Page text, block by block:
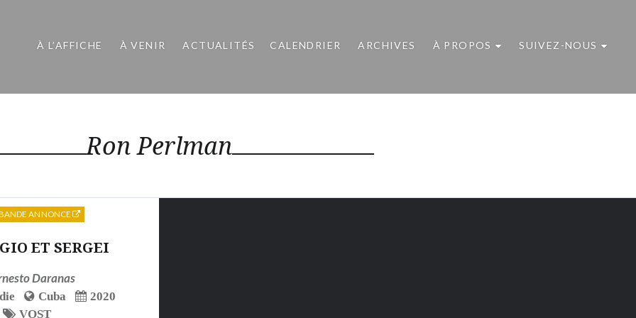
À L’AFFICHE À VENIR ACTUALITÉS CALENDRIER ARCHIVES À PROPOS SUIVEZ-NOUS
Ron Perlman
ET SERGEI
Daranas
Cuba
2020
VOST
ANNONCE